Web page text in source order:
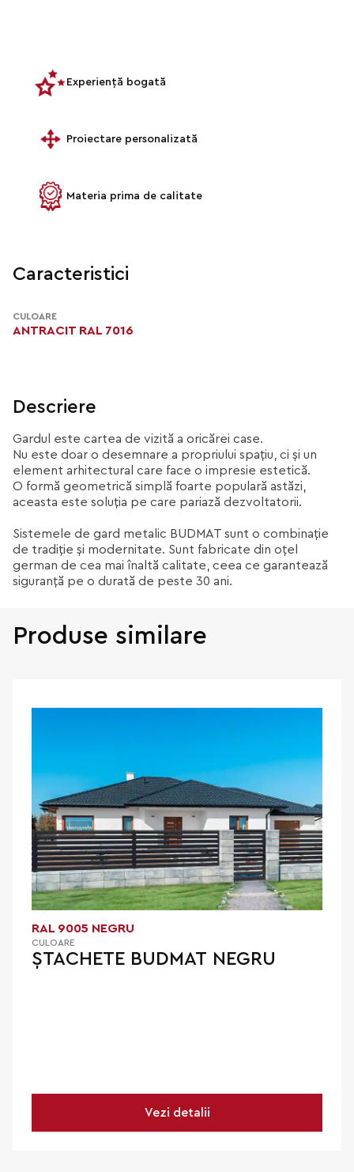
Experiență bogată
Proiectare personalizată
Materia prima de calitate
Caracteristici
CULOARE
ANTRACIT RAL 7016
Descriere
Gardul este cartea de vizită a oricărei case.
Nu este doar o desemnare a propriului spațiu, ci și un
element arhitectural care face o impresie estetică.
O formă geometrică simplă foarte populară astăzi,
aceasta este soluția pe care pariază dezvoltatorii.
Sistemele de gard metalic BUDMAT sunt o combinație
de tradiție și modernitate. Sunt fabricate din oțel
german de cea mai înaltă calitate, ceea ce garantează
siguranță pe o durată de peste 30 ani.
Produse similare
ȘTACHETE BUDMAT NEGRU
RAL 9005 NEGRU
CULOARE
Vezi detalii